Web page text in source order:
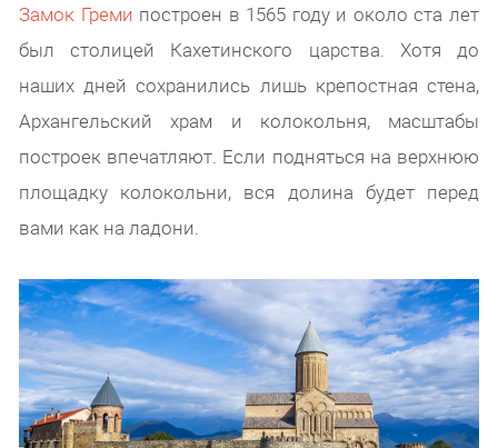
Замок Греми построен в 1565 году и около ста лет
был столицей Кахетинского царства. Хотя до
наших дней сохранились лишь крепостная стена,
Архангельский храм и колокольня, масштабы
построек впечатляют. Если подняться на верхнюю
площадку колокольни, вся долина будет перед
вами как на ладони.